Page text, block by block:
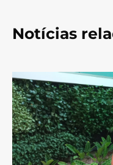
Notícias